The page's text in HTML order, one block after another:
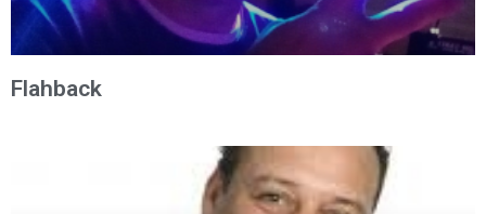
Flahback